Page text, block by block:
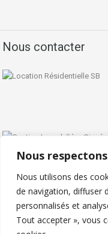
Nous
Nous utilisons des
de navigation, diffuser
personnalisés et
Tout accepter », vous
Nous contacter
Copyright © 2026 -